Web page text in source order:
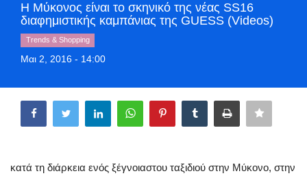
Greece
Style Adorés
Arts & Culture
H Μύκονος είναι το σκηνικό της νέας SS16
διαφημιστικής καμπάνιας της GUESS (Videos)
Trends & Shopping
Μαι 2, 2016 - 14:00
κατά τη διάρκεια ενός ξέγνοιαστου ταξιδιού στην Μύκονο, στην